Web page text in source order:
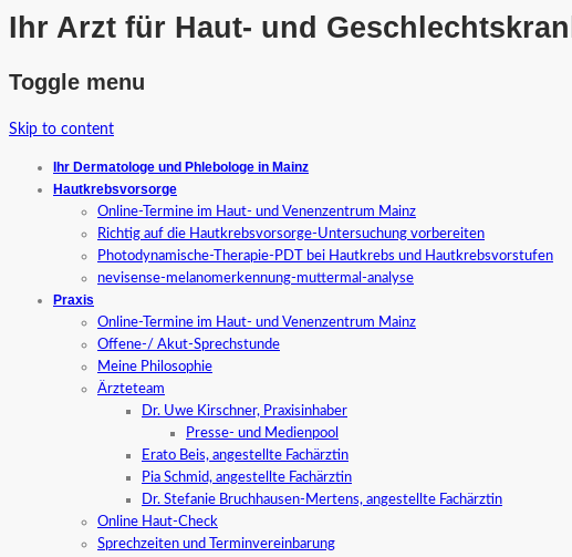
Ihr Arzt für Haut- und
Toggle menu
Skip to content
Ihr Dermatologe und Phlebologe in Mainz
Hautkrebsvorsorge
Online-Termine im Haut- und Venenzentrum Mainz
Richtig auf die Hautkrebsvorsorge-Untersuchung vorbereiten
Photodynamische-Therapie-PDT bei Hautkrebs und Hautkrebsvorstufen
nevisense-melanomerkennung-muttermal-analyse
Praxis
Online-Termine im Haut- und Venenzentrum Mainz
Offene-/ Akut-Sprechstunde
Meine Philosophie
Ärzteteam
Dr. Uwe Kirschner, Praxisinhaber
Presse- und Medienpool
Erato Beis, angestellte Fachärztin
Pia Schmid, angestellte Fachärztin
Dr. Stefanie Bruchhausen-Mertens, angestellte Fachärztin
Online Haut-Check
Sprechzeiten und Terminvereinbarung